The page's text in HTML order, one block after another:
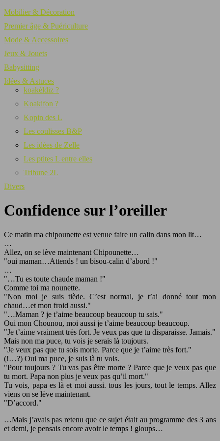
Mobilier & Décoration
Premier âge & Puériculture
Mode & Accessoires
Jeux & Jouets
Babysitting
Idées & Astuces
koakèldiz ?
Koakifon ?
Kopin des L
Les coulisses B&P
Les idées de Zelle
Les ptites L entre elles
Tribune 2L
Divers
Confidence sur l’oreiller
Ce matin ma chipounette est venue faire un calin dans mon lit…
…
Allez, on se lève maintenant Chipounette…
oui maman…Attends ! un bisou-calin d’abord !
…
…Tu es toute chaude maman !
Comme toi ma nounette.
Non moi je suis tiède. C’est normal, je t’ai donné tout mon
chaud…et mon froid aussi.
…Maman ? je t’aime beaucoup beaucoup tu sais.
Oui mon Chounou, moi aussi je t’aime beaucoup beaucoup.
Je t’aime vraiment très fort. Je veux pas que tu disparaisse. Jamais.
Mais non ma puce, tu vois je serais là toujours.
Je veux pas que tu sois morte. Parce que je t’aime très fort.
(!…?) Oui ma puce, je suis là tu vois.
Pour toujours ? Tu vas pas être morte ? Parce que je veux pas que
tu mort. Papa non plus je veux pas qu’il mort.
Tu vois, papa es là et moi aussi. tous les jours, tout le temps. Allez
viens on se lève maintenant.
D’accord.
…Mais j’avais pas retenu que ce sujet était au programme des 3 ans
et demi, je pensais encore avoir le temps ! gloups…